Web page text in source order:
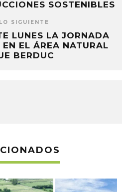
SOSTENIBLES
SIGUIENTE
LUNES LA JORNADA
EL ÁREA NATURAL
BERDUC